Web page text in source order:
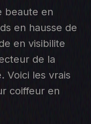
beaute en
en hausse de
en visibilite
de la
Voici les vrais
coiffeur en